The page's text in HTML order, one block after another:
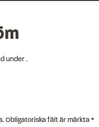
under .
Obligatoriska fält är märkta*